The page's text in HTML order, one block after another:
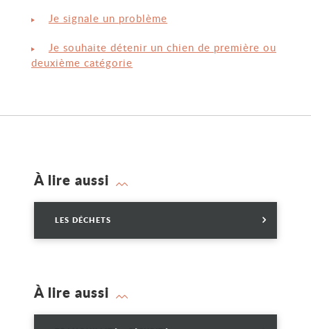
Je signale un problème
Je souhaite détenir un chien de première ou
deuxième catégorie
À lire aussi
LES DÉCHETS
À lire aussi